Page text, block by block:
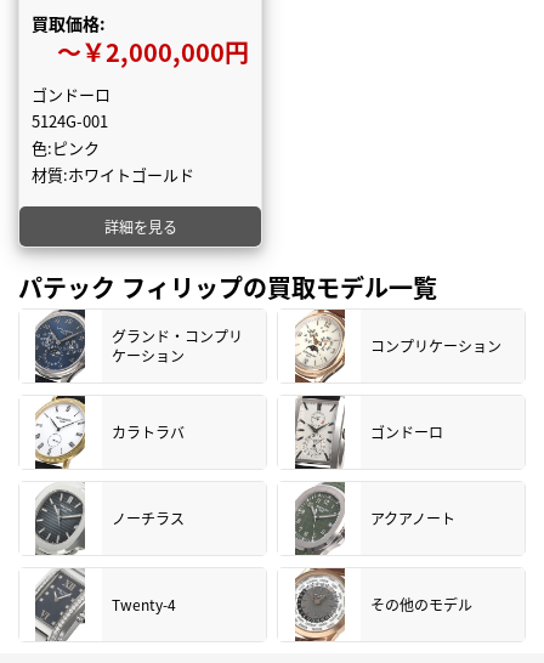
買取価格:
〜￥2,000,000円
ゴンドーロ
5124G-001
色:ピンク
材質:ホワイトゴールド
詳細を見る
パテック フィリップの買取モデル一覧
グランド・コンプリ
ケーション
コンプリケーション
カラトラバ ゴンドーロ
ノーチラス アクアノート
Twenty-4 その他のモデル